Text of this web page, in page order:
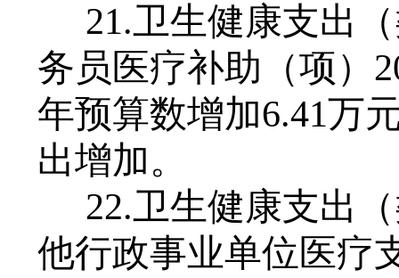
21.卫生健康支出
务员医疗补助（项）
年预算数增加6.41万
出增加。
22.卫生健康支出
他行政事业单位医疗